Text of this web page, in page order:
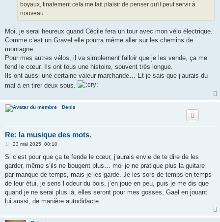
boyaux, finalement cela me fait plaisir de penser qu'il peut servir à
nouveau.
Moi, je serai heureux quand Cécile fera un tour avec mon vélo électrique.
Comme c’est un Gravel elle pourra même aller sur les chemins de
montagne.
Pour mes autres vélos, il va simplement falloir que je les vende, ça me
fend le cœur. Ils ont tous une histoire, souvent très longue.
Ils ont aussi une certaine valeur marchande… Et je sais que j’aurais du
mal à en tirer deux sous.
Denis
Re: la musique des mots.
M
s
a
g
23 mai 2025, 08:10
Si c’est pour que ça te fende le cœur, j’aurais envie de te dire de les
garder, même s’ils ne bougent plus… moi je ne pratique plus la guitare
par manque de temps, mais je les garde. Je les sors de temps en temps
de leur étui, je sens l’odeur du bois, j’en joue en peu, puis je me dis que
quand je ne serai plus là, elles seront pour mes gosses, Gael en jouant
lui aussi, de manière autodidacte…